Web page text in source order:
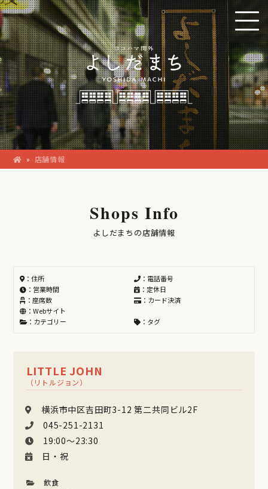
» 店舗情報
Shops Info
よしだまちの店舗情報
：住所
：電話番号
：営業時間
：定休日
：座席数
：カード決済
：Webサイト
：カテゴリー
：タグ
LITTLE JOHN
（リトルジョン）
横浜市中区吉田町3-12 第二共同ビル2F
045-251-2131
19:00〜23:30
日・祝
飲食